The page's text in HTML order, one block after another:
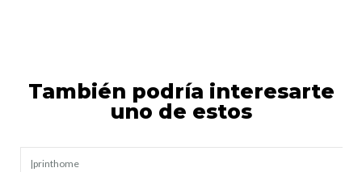
También podría interesarte
uno de estos
|printhome